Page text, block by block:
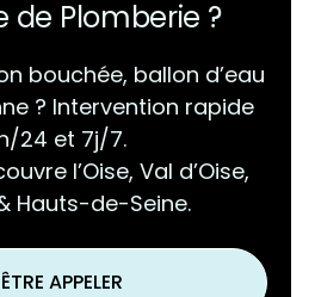
de Plomberie ?
bouchée, ballon d’eau
? Intervention rapide
24 et 7j/7.
l’Oise, Val d’Oise,
Hauts-de-Seine.
ÊTRE APPELER